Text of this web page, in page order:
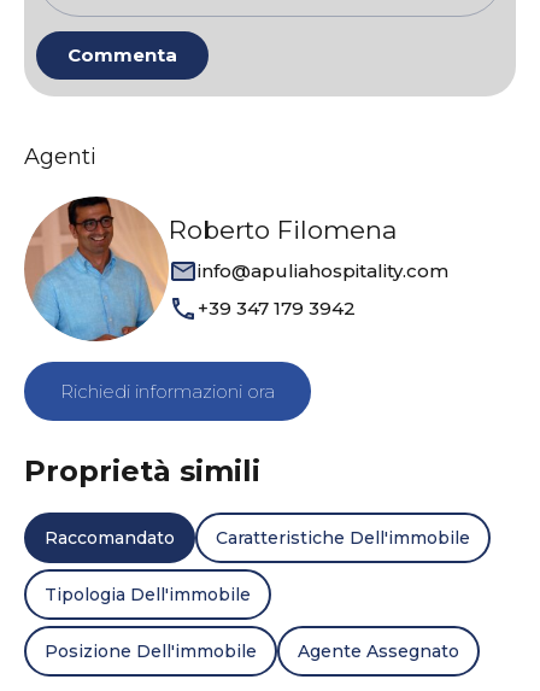
Agenti
Roberto Filomena
info@apuliahospitality.com
+39 347 179 3942
Richiedi informazioni ora
Proprietà simili
Raccomandato Caratteristiche Dell'immobile
Tipologia Dell'immobile
Posizione Dell'immobile Agente Assegnato